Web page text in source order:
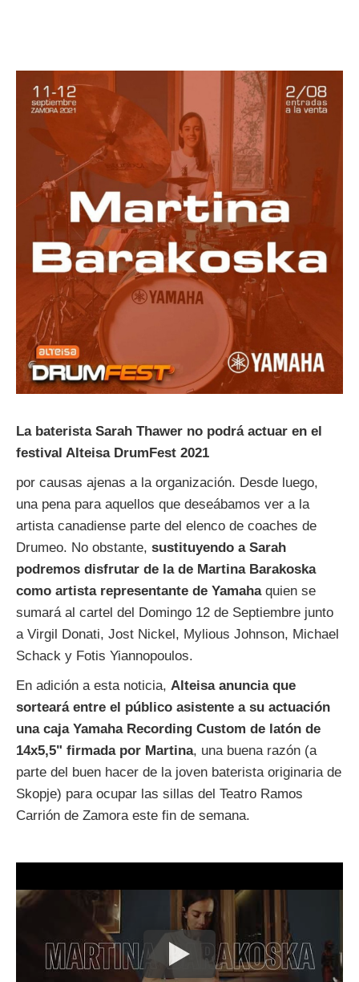
La baterista Sarah Thawer no podrá actuar en el
festival Alteisa DrumFest 2021
por causas ajenas a la organización. Desde luego,
una pena para aquellos que deseábamos ver a la
artista canadiense parte del elenco de coaches de
Drumeo. No obstante, sustituyendo a Sarah
podremos disfrutar de la de Martina Barakoska
como artista representante de Yamahaquien se
sumará al cartel del Domingo 12 de Septiembre junto
a Virgil Donati, Jost Nickel, Mylious Johnson, Michael
Schack y Fotis Yiannopoulos.
En adición a esta noticia, Alteisa anuncia que
sorteará entre el público asistente a su actuación
una caja Yamaha Recording Custom de latón de
14x5,5" firmada por Martina, una buena razón (a
parte del buen hacer de la joven baterista originaria de
Skopje) para ocupar las sillas del Teatro Ramos
Carrión de Zamora este fin de semana.